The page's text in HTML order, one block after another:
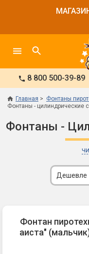
8 800 500-39-89
Главная
Фонтаны
Фонтаны - цилиндрические
Фонтаны -
Дешевле
Фонтан
аиста"